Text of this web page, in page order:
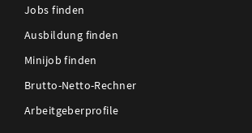
Jobs finden
Ausbildung finden
Minijob finden
Brutto-Netto-Rechner
Arbeitgeberprofile